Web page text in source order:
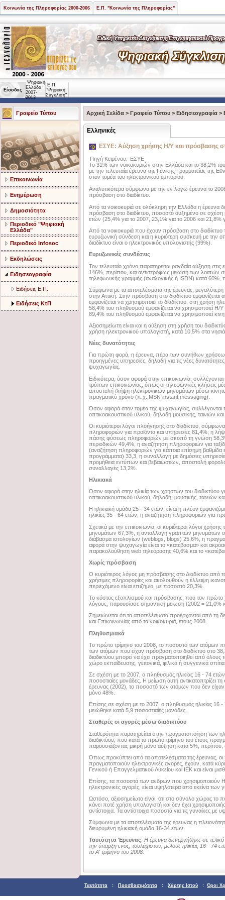
Κοινωνία της Πληροφορίας 2000-2006 Ε.Π. "Κοινωνία της Πληροφορίας"
Είσοδος
Ψηφιακή
Ελλάδα
2007-
2013
Ε.Π.
"Ψηφιακή
Σύγκλιση"
Γραφείο Τύπου
Επικοινωνία
Ενημέρωση
Δημοσιότητα
Περιοδικό "Ψηφιακή
Ελλάδα"
Περιοδικό Infosoc
Εκδηλώσεις
Ειδησεογραφία
Ειδήσεις Ε.Π.
Ειδήσεις ΚτΠ
Αρχική Σελίδα > Γραφείο Τύπου > Ειδησεογραφία >
Ελληνικές
ΕΣΥΕ: Αύξηση χρήσης Η/Υ και πρόσβασης
Πηγή Κειμένου: ΕΣΥΕ
To 31% των νοικοκυριών στην Ελλάδα και το 38,2%
με την τελευταία έρευνα της Γενικής Γραμματείας της
στον τομέα του ηλεκτρονικού εμπορίου.
Aναλυτικότερα σύμφωνα με την εν λόγω έρευνα το
πρόσβαση στο διαδίκτυο.
Από τα νοικοκυριά σε ολόκληρη την Ελλάδα η έρευνα
πρόσβαση στο διαδίκτυο, ποσοστό αυξημένο σε
ετών (25,4% για το 2007, 23,1% για το 2006 και 21,8%
Από τα νοικοκυριά που έχουν πρόσβαση στο διαδίκτυο
ευρυζωνική σύνδεση και η κυριότερη συσκευή με την
διαδίκτυο είναι ο ηλεκτρονικός υπολογιστής (99%).
Ευρυζωνικές συνδέσεις
Τον τελευταίο χρόνο παρατηρείται ραγδαία αύξηση στις
146%, περίπου, και αντιστρόφως μείωση των
τηλεφωνικής γραμμής (αναλογικής ή ISDN) κατά 60%,
Σύμφωνα με τα αποτελέσματα της έρευνας, μεγαλύτερη
στην Αττική. Στην πρόσβαση στο διαδίκτυο
εμφανίζεται να χρησιμοποιεί το διαδίκτυο, στη
58,4% του πληθυσμού εμφανίζεται να χρησιμοποιεί
89,4% του πληθυσμού εμφανίζεται να χρησιμοποιεί
Αξιοσημείωτη είναι και η αύξηση στη χρήση του
χρήση ηλεκτρονικού υπολογιστή, κατά 10,5% στα νησιά
Νέες δυνατότητες
Για πρώτη φορά, η έρευνα, πέρα των συνήθων χρήσεων
προηγμένες υπηρεσίες, δηλαδή για τις νέες
ψυχαγωγίας.
Ειδικότερα, όσον αφορά στην επικοινωνία,
τρόπων επικοινωνίας, όπως οι τηλεφωνικές κλήσεις
αποστολή /λήψη ηλεκτρονικών μηνυμάτων μέσω
πραγματικό χρόνο (π.χ. MSN instant messaging).
Όσον αφορά στον τομέα της ψυχαγωγίας, συλλέγονται
οπτικοακουστικού υλικού, δηλαδή μουσικής, ταινιών
Οι κυριότεροι λόγοι πλοήγησης στο διαδίκτυο,
πληροφοριών για προϊόντα και υπηρεσίες 81,4%, η
πάσης φύσεως πληροφοριών με σκοπό τη γνώση
περιοδικών 49,4%, η αναζήτηση πληροφοριών για
(αναζήτηση πληροφοριών για κάποια επίσημη βαθμίδα
προγράμματα) 33,3, η συναλλαγή με δημόσιες
προμήθεια εντύπων και βεβαιώσεων, αποστολή
συναλλαγές 13,2%.
Ηλικιακά
Όσον αφορά στην ηλικία των χρηστών του διαδικτύου
οπτικοακουστικού υλικού, δηλαδή, μουσικής, ταινιών
Η ηλικιακή ομάδα 25 - 34 ετών, είναι η πλέον
ηλικίες 35 - 64 ετών, η αναζήτηση πληροφοριών για
Σχετικά με την επικοινωνία, οι κυριότεροι λόγοι
μηνυμάτων 67,3%, η ανταλλαγή γραπτών μηνυμάτων
διάβασμα ιστολογίων (weblogs, blogs) 25,6%, η
αφορά στην ψυχαγωγία είναι το «κατέβασμα» και
παρακολούθηση web τηλεόρασης 40,6% και το
Χωρίς πρόσβαση
Ο κυριότερος λόγος μη πρόσβασης στο Διαδίκτυο από
χρήσιμες πληροφορίες και ακολουθούν η έλλειψη
περιεχόμενο είναι επιζήμιο, με ποσοστό 20,3%.
Το κόστος εξοπλισμού και πρόσβασης, που τον πρώτο
λόγους, παρουσίασε σημαντική μείωση (2002 = 21,0%
Σημειώνεται ότι τα αποτελέσματα προέρχονται από
και Επικοινωνίας από τα νοικοκυριά, έτους 2008.
Πληθυσμιακά
Το πρώτο τρίμηνο του 2008, το ποσοστό των ατόμων
των ατόμων που είχαν πρόσβαση στο διαδίκτυο στο
διαδικτύου μπορεί να έχει πραγματοποιηθεί από
χώρο εκπαίδευσης, γειτονικά, φιλικά ή συγγενικά
Σε σχέση με το 2007, ο πληθυσμός ηλικίας 16 - 74
ποσοστιαίες μονάδες. Η μείωση αυτή αντικατοπτρίζει
έρευνας (2002), το ποσοστό των ατόμων που δεν
μόνο 48%.
Επίσης σε σχέση με το 2007, ο πληθυσμός ηλικίας 16 -
μειώθηκε κατά 5,9 ποσοστιαίες μονάδες.
Σταθερές οι αγορές μέσω διαδικτύου
Σταθερότητα παρατηρείται στην πραγματοποίηση
διαδικτύου, που κατά το πρώτο τρίμηνο του έτους
παρουσιάζοντας μικρή μόνο αύξηση κατά 5%,
Όπως προκύπτει από τα αποτελέσματα της έρευνας, οι
πραγματοποιούν ηλεκτρονικές αγορές, έχουν, κατά
Γενικού ή Επαγγελματικού Λυκείου και ΙΕΚ και είναι
Επίσης, τα ποσοστά των ανδρών που χρησιμοποιούν
ηλεκτρονικές αγορές, είναι υψηλότερα από εκείνα των
Ωστόσο, αξιοσημείωτο είναι, ότι στο σύνολο χώρας
κάνει ποτέ χρήση υπολογιστή και δεν έχει
αντίστοιχα. Τα αντίστοιχα ποσοστά για τις γυναίκες με
Σύμφωνα με τα αποτελέσματα της έρευνας η
διευρυμένη ηλικιακή ομάδα 16-34 ετών.
Ταυτότητα Έρευνας: Η έρευνα διενεργήθηκε σε
την ύπαρξη ενός, τουλάχιστον, μέλους ηλικίας 16 - 74
το A' τρίμηνο του 2008.
Ταυτότητα : Προσβασιμότητα : Χάρτης Ιστού : Όροι